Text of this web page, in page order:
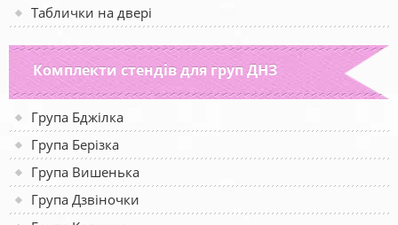
Таблички на двері
Комплекти стендів для груп ДНЗ
Група Бджілка
Група Берізка
Група Вишенька
Група Дзвіночки